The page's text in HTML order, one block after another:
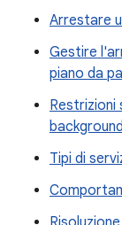
Arrestare
Gestire
piano da
Restrizioni
background
Tipi di